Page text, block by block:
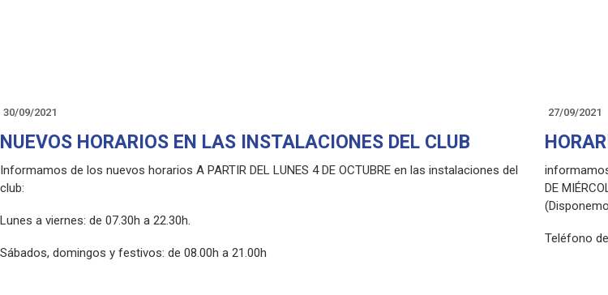
30/09/2021
NUEVOS HORARIOS EN LAS INSTALACIONES DEL CLUB
Informamos de los nuevos horarios A PARTIR DEL LUNES 4 DE OCTUBRE en las instalaciones del
club:
Lunes a viernes: de 07.30h a 22.30h.
Sábados, domingos y festivos: de 08.00h a 21.00h
27/09/2021
DE
Teléfono